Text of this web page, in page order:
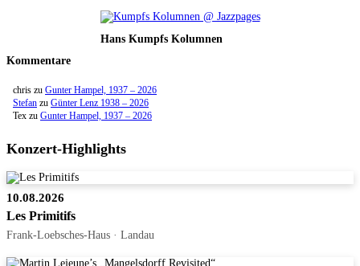
Hans Kumpfs Kolumnen
Kommentare
chris zu Gunter Hampel, 1937 – 2026
Stefan zu Günter Lenz 1938 – 2026
Tex zu Gunter Hampel, 1937 – 2026
Konzert-Highlights
10.08.2026
Les Primitifs
Frank-Loebsches-Haus · Landau